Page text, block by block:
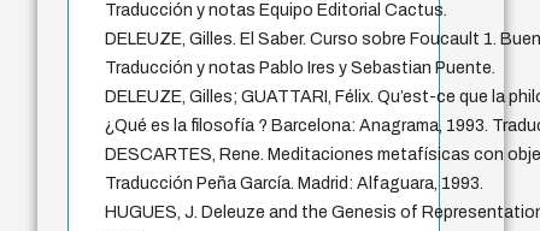
Traducción y notas Equipo Editorial Cactus.
DELEUZE, Gilles. El Saber. Curso sobre Foucault 1.
Traducción y notas Pablo Ires y Sebastian Puente.
DELEUZE, Gilles; GUATTARI, Félix. Qu’est-ce que la
¿Qué es la filosofía ? Barcelona: Anagrama, 1993.
DESCARTES, Rene. Meditaciones metafísicas con
Traducción Peña García. Madrid: Alfaguara, 1993.
HUGUES, J. Deleuze and the Genesis of